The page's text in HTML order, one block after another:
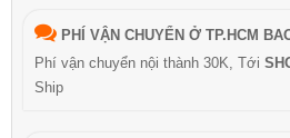
PHÍ VẬN CHUYỂN Ở TP.HCM
Phí vận chuyển nội thành 30K, Tới
Ship